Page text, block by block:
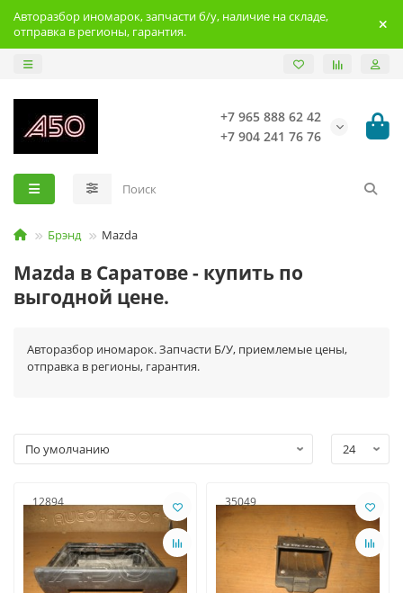
Авторазбор иномарок, запчасти б/у, наличие на складе,
отправка в регионы, гарантия.
+7 965 888 62 42
+7 904 241 76 76
Брэнд Mazda
Mazda в Саратове - купить по
выгодной цене.
Авторазбор иномарок. Запчасти Б/У, приемлемые цены,
отправка в регионы, гарантия.
12894 35049